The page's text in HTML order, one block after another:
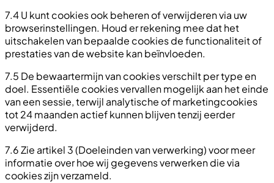
7.4 U kunt cookies ook beheren of verwijderen via uw
browserinstellingen. Houd er rekening mee dat het
uitschakelen van bepaalde cookies de functionaliteit of
prestaties van de website kan beïnvloeden.
7.5 De bewaartermijn van cookies verschilt per type en
doel. Essentiële cookies vervallen mogelijk aan het einde
van een sessie, terwijl analytische of marketingcookies
tot 24 maanden actief kunnen blijven tenzij eerder
verwijderd.
7.6 Zie artikel 3 (Doeleinden van verwerking) voor meer
informatie over hoe wij gegevens verwerken die via
cookies zijn verzameld.